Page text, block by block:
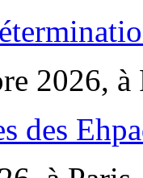
2026, à
des